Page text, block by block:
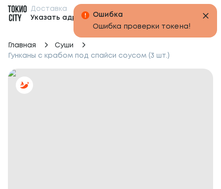
Доставка
Указать адрес
Главная
Суши
Гунканы с крабом под спайси соусом (3 шт.)